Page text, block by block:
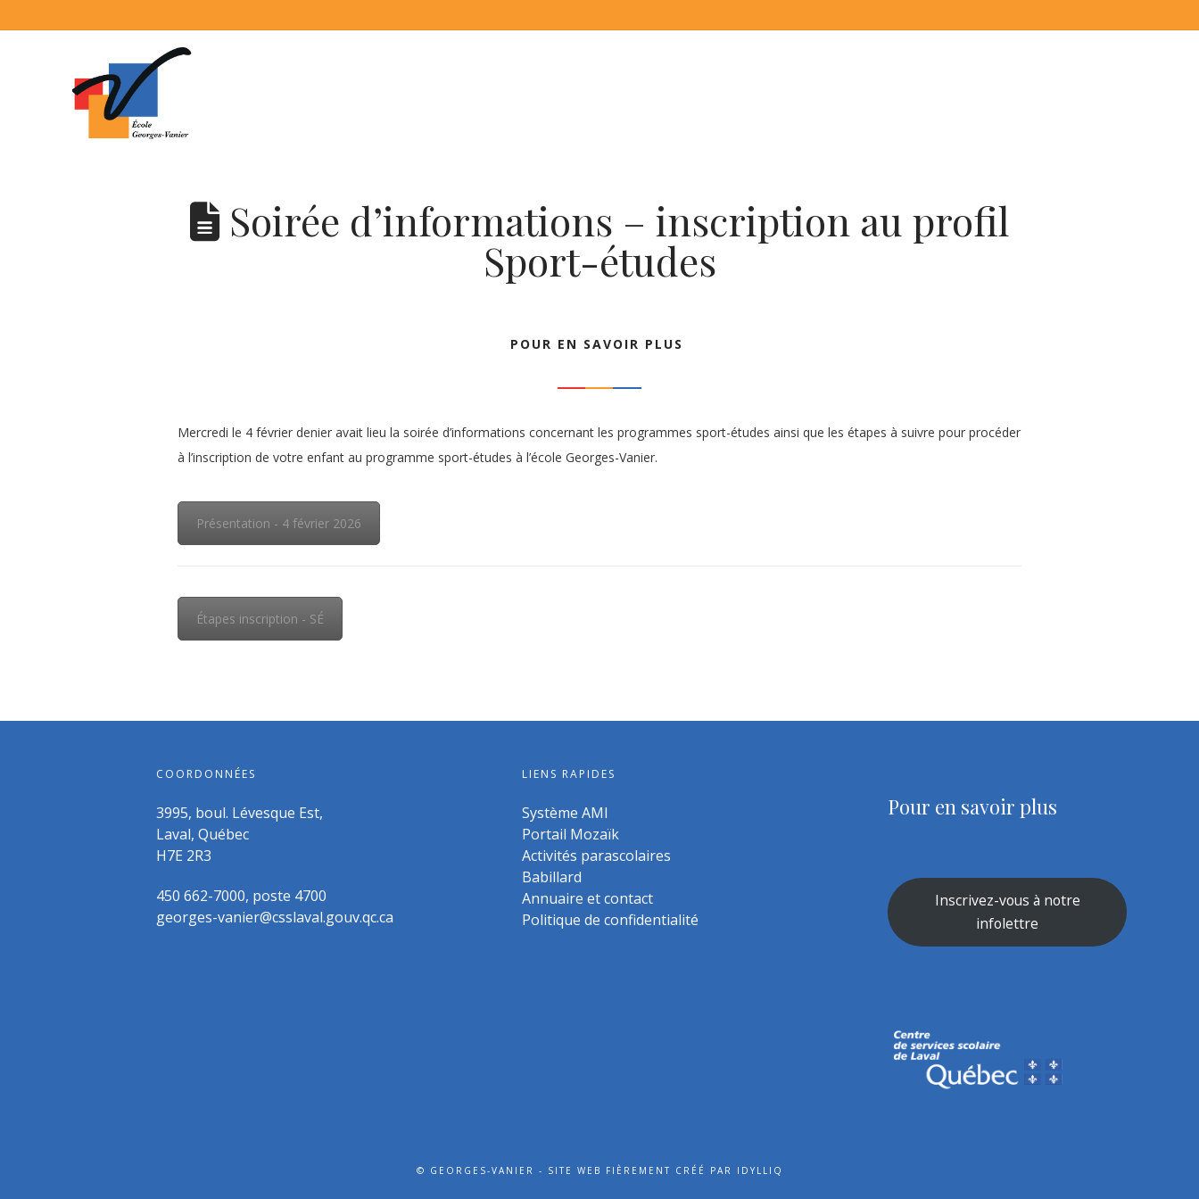
Soirée d’informations – inscription au profil
Sport-études
POUR EN SAVOIR PLUS
Mercredi le 4 février denier avait lieu la soirée d’informations concernant les programmes sport-études ainsi que les étapes à suivre pour procéder
à l’inscription de votre enfant au programme sport-études à l’école Georges-Vanier.
Présentation - 4 février 2026
Étapes inscription - SÉ
COORDONNÉES
3995, boul. Lévesque Est,
Laval, Québec
H7E 2R3
450 662-7000, poste 4700
georges-vanier@csslaval.gouv.qc.ca
LIENS RAPIDES
Système AMI
Portail Mozaïk
Activités parascolaires
Babillard
Annuaire et contact
Politique de confidentialité
Pour en savoir plus
Inscrivez-vous à notre
infolettre
© GEORGES-VANIER - SITE WEB FIÈREMENT CRÉÉ PAR IDYLLIQ